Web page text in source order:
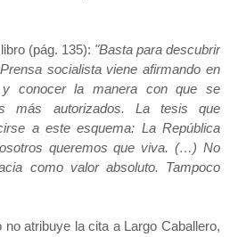
(pág. 135): "Basta para descubrir
socialista viene afirmando en
conocer la manera con que se
más autorizados. La tesis que
a este esquema: La República
queremos que viva. (…) No
como valor absoluto. Tampoco
atribuye la cita a Largo Caballero,